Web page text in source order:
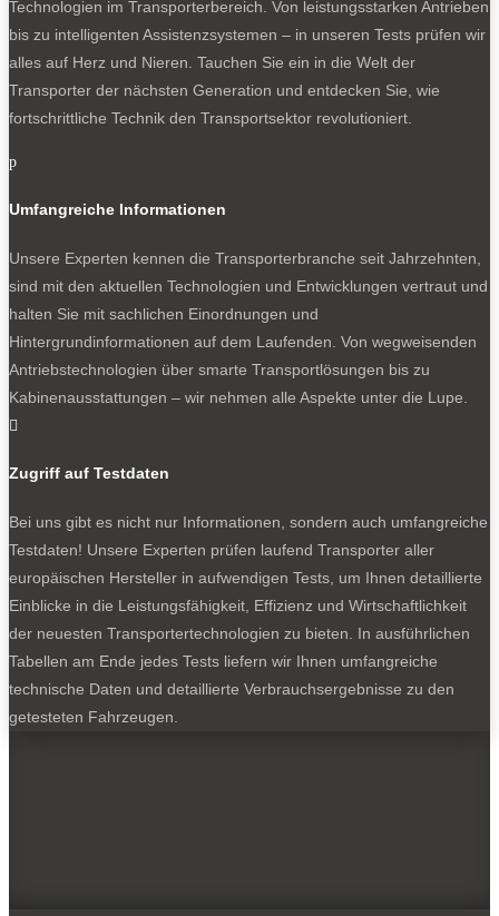
Technologien im Transporterbereich. Von leistungsstarken Antrieben
bis zu intelligenten Assistenzsystemen – in unseren Tests prüfen wir
alles auf Herz und Nieren. Tauchen Sie ein in die Welt der
Transporter der nächsten Generation und entdecken Sie, wie
fortschrittliche Technik den Transportsektor revolutioniert.
p
Umfangreiche Informationen
Unsere Experten kennen die Transporterbranche seit Jahrzehnten,
sind mit den aktuellen Technologien und Entwicklungen vertraut und
halten Sie mit sachlichen Einordnungen und
Hintergrundinformationen auf dem Laufenden. Von wegweisenden
Antriebstechnologien über smarte Transportlösungen bis zu
Kabinenausstattungen – wir nehmen alle Aspekte unter die Lupe.

Zugriff auf Testdaten
Bei uns gibt es nicht nur Informationen, sondern auch umfangreiche
Testdaten! Unsere Experten prüfen laufend Transporter aller
europäischen Hersteller in aufwendigen Tests, um Ihnen detaillierte
Einblicke in die Leistungsfähigkeit, Effizienz und Wirtschaftlichkeit
der neuesten Transportertechnologien zu bieten. In ausführlichen
Tabellen am Ende jedes Tests liefern wir Ihnen umfangreiche
technische Daten und detaillierte Verbrauchsergebnisse zu den
getesteten Fahrzeugen.